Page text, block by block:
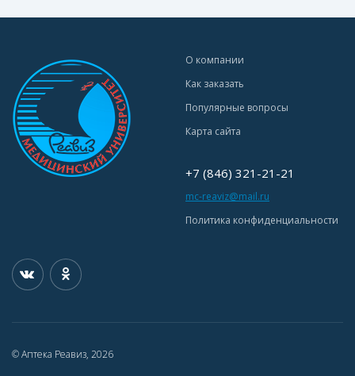
О компании
Как заказать
Популярные вопросы
Карта сайта
+7 (846) 321-21-21
mc-reaviz@mail.ru
Политика конфиденциальности
© Аптека Реавиз, 2026